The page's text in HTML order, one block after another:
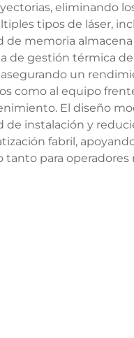
eliminando
tipos de láser,
de memoria
de gestión térmica
un
como al equipo
El diseño
de instalación y
fabril,
tanto para